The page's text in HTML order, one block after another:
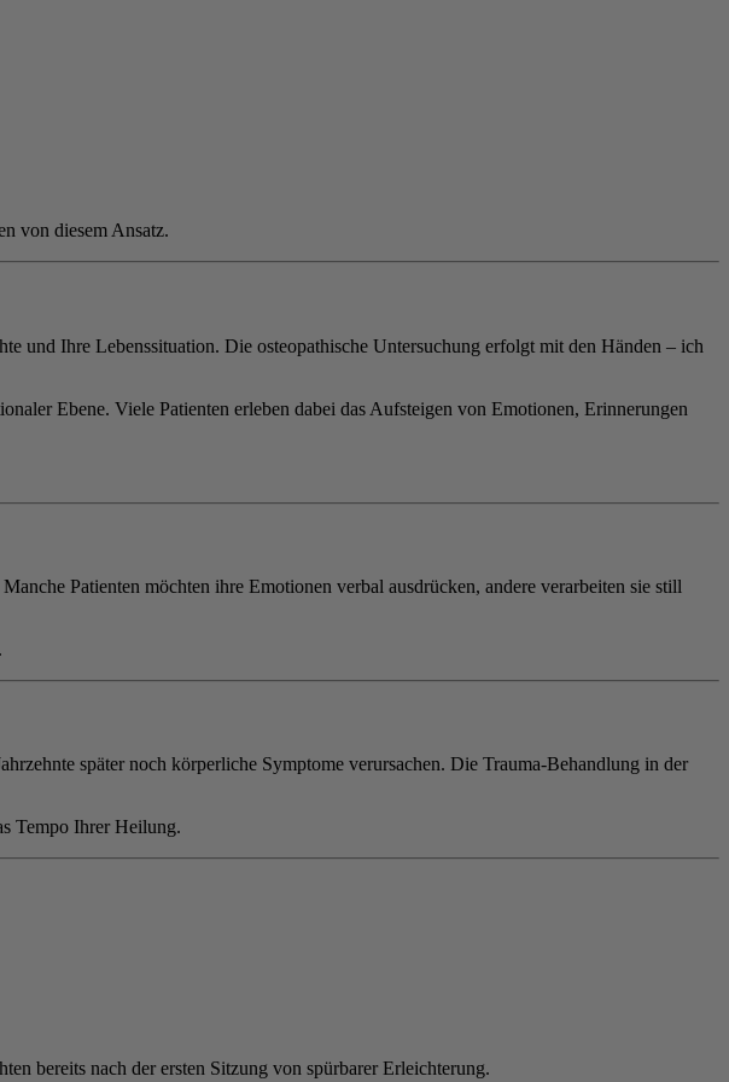
von diesem Ansatz.
und Ihre Lebenssituation. Die osteopathische Untersuchung erfolgt mit den Händen – ich
Ebene. Viele Patienten erleben dabei das Aufsteigen von Emotionen, Erinnerungen
Patienten möchten ihre Emotionen verbal ausdrücken, andere verarbeiten sie still
später noch körperliche Symptome verursachen. Die Trauma-Behandlung in der
Tempo Ihrer Heilung.
bereits nach der ersten Sitzung von spürbarer Erleichterung.